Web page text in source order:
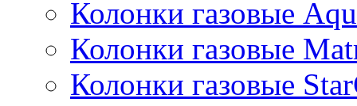
Колонки газовые
Колонки газовые
Колонки газовые